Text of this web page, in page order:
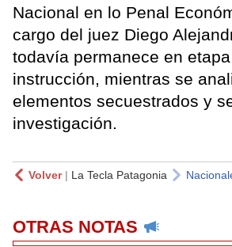
Nacional en lo Penal
cargo del juez Diego
todavía permanece en
instrucción, mientras se
elementos secuestrados y
investigación.
Volver| La Tecla Patagonia
OTRAS NOTAS